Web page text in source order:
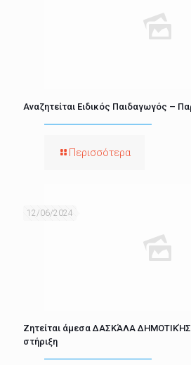
Αναζητείται Ειδικός Παιδαγωγός –
Περισσότερα
12/06/2024
Ζητείται άμεσα ΔΑΣΚΆΛΑ ΔΗΜΟΤΙΚΉΣ
στήριξη